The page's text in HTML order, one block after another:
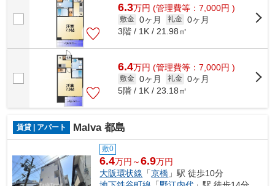
6.3万円 (管理費等：7,000円 )
敷金 0ヶ月 礼金 0ヶ月
3階 / 1K / 21.98㎡
6.4万円 (管理費等：7,000円 )
敷金 0ヶ月 礼金 0ヶ月
5階 / 1K / 23.18㎡
賃貸 | アパート Malva 都島
敷0
6.4万円～6.9万円
大阪環状線 「京橋 」駅 徒歩10分